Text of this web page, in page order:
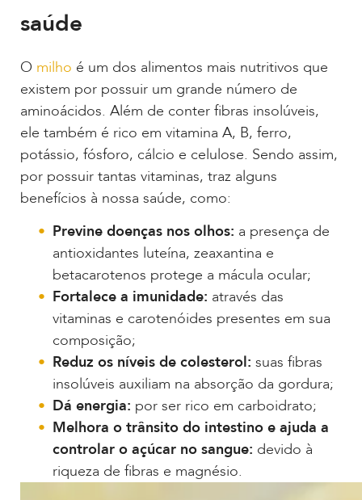
saúde
O milho é um dos alimentos mais nutritivos que
existem por possuir um grande número de
aminoácidos. Além de conter fibras insolúveis,
ele também é rico em vitamina A, B, ferro,
potássio, fósforo, cálcio e celulose. Sendo assim,
por possuir tantas vitaminas, traz alguns
benefícios à nossa saúde, como:
Previne doenças nos olhos: a presença de
antioxidantes luteína, zeaxantina e
betacarotenos protege a mácula ocular;
Fortalece a imunidade: através das
vitaminas e carotenóides presentes em sua
composição;
Reduz os níveis de colesterol: suas fibras
insolúveis auxiliam na absorção da gordura;
Dá energia: por ser rico em carboidrato;
Melhora o trânsito do intestino e ajuda a
controlar o açúcar no sangue: devido à
riqueza de fibras e magnésio.